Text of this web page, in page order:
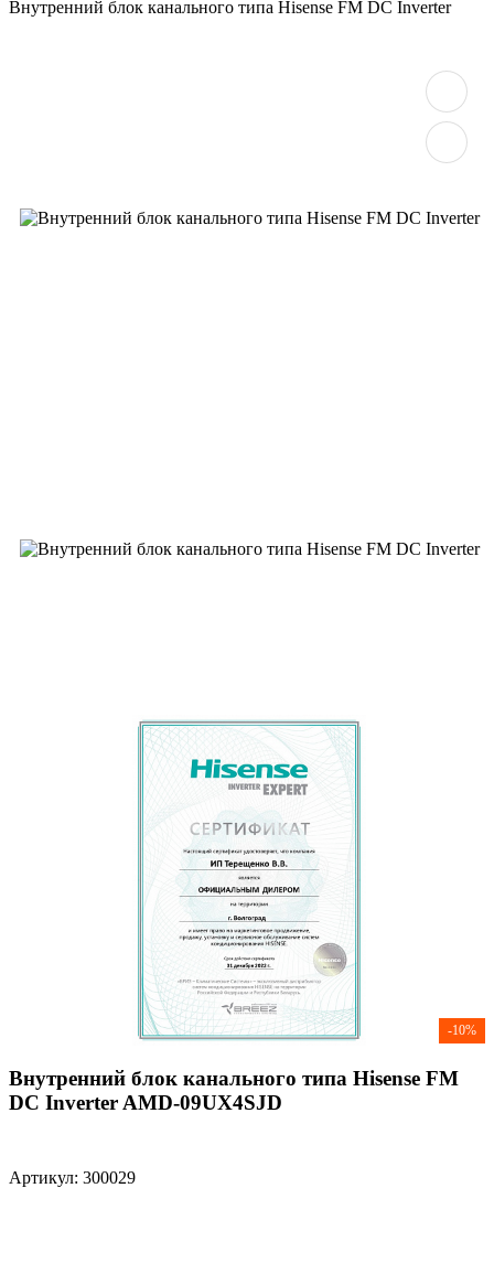
Внутренний блок канального типа Hisense FM DC Inverter
-10%
Внутренний блок канального типа Hisense FM
DC Inverter AMD-09UX4SJD
Артикул: 300029